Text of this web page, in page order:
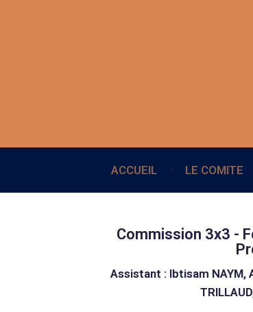
ACCUEIL LE COMITE
Commission 3x3 -
Assistant : Ibtisam NAYM,